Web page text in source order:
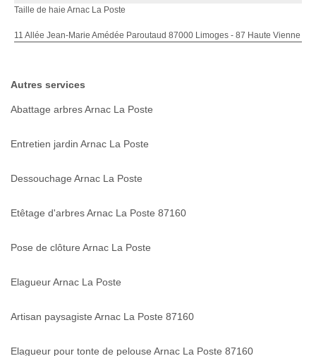
Taille de haie Arnac La Poste
11 Allée Jean-Marie Amédée Paroutaud 87000 Limoges - 87 Haute Vienne
Autres services
Abattage arbres Arnac La Poste
Entretien jardin Arnac La Poste
Dessouchage Arnac La Poste
Etêtage d'arbres Arnac La Poste 87160
Pose de clôture Arnac La Poste
Elagueur Arnac La Poste
Artisan paysagiste Arnac La Poste 87160
Elagueur pour tonte de pelouse Arnac La Poste 87160